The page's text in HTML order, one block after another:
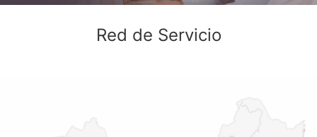
Red de Servicio